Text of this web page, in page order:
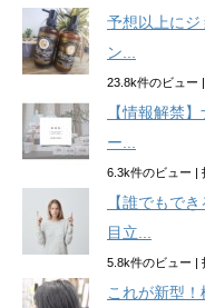
予想以上にジ
ン...
23.8k件のビュー |
【情報解禁
ー...
6.3k件のビュー |
【誰でもで
目立...
5.8k件のビュー |
これが新型！